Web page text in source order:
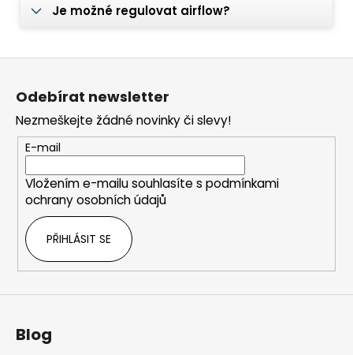
Je možné regulovat airflow?
Z
Odebírat newsletter
Nezmeškejte žádné novinky či slevy!
E-mail
Vložením e-mailu souhlasíte s podmínkami
ochrany osobních údajů
PŘIHLÁSIT SE
Blog